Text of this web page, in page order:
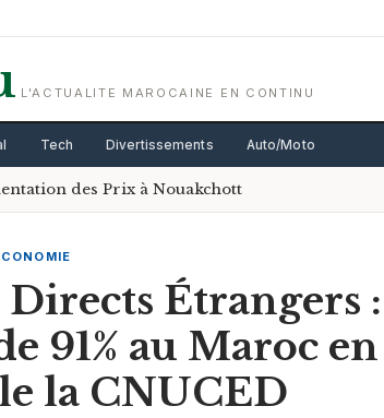
L'ACTUALITE MAROCAINE EN CONTINU
Tech Divertissements Auto/Moto
des Prix à Nouakchott
Étrangers :
91% au Maroc en
la CNUCED